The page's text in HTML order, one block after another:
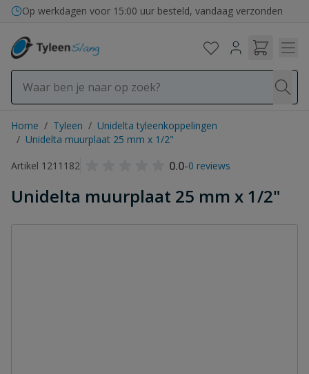
Ga naar de inhoud
Op werkdagen voor 15:00 uur besteld, vandaag verzonden
Home / Tyleen / Unidelta tyleenkoppelingen
/ Unidelta muurplaat 25 mm x 1/2"
Artikel 1211182
0.0-0 reviews
Unidelta muurplaat 25 mm x 1/2"